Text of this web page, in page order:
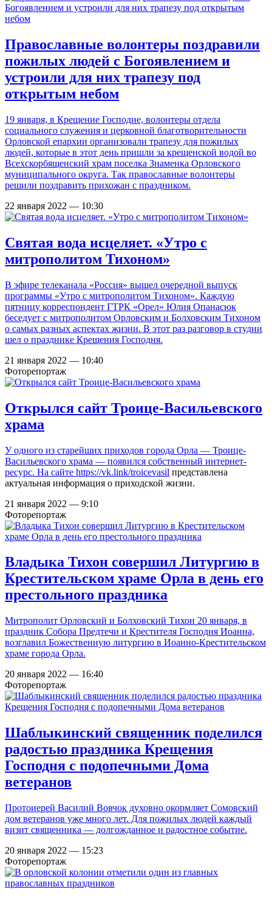
Православные волонтеры поздравили
пожилых людей с Богоявлением и
устроили для них трапезу под
открытым небом
19 января, в Крещение Господне, волонтеры отдела
социального служения и церковной благотворительности
Орловской епархии организовали трапезу для пожилых
людей, которые в этот день пришли за крещенской водой во
Всехскорбященский храм поселка Знаменка Орловского
муниципального округа. Так православные волонтеры
решили поздравить прихожан с праздником.
22 января 2022 — 10:30
Святая вода исцеляет. «Утро с
митрополитом Тихоном»
В эфире телеканала «Россия» вышел очередной выпуск
программы «Утро с митрополитом Тихоном». Каждую
пятницу корреспондент ГТРК «Орел» Юлия Опанасюк
беседует с митрополитом Орловским и Болховским Тихоном
о самых разных аспектах жизни. В этот раз разговор в студии
шел о празднике Крещения Господня.
21 января 2022 — 10:40
Фоторепортаж
Открылся сайт Троице-Васильевского
храма
У одного из старейших приходов города Орла — Троице-
Васильевского храма — появился собственный интернет-
ресурс. На сайте https://vk.link/troicevasil представлена
актуальная информация о приходской жизни.
21 января 2022 — 9:10
Фоторепортаж
Владыка Тихон совершил Литургию в
Крестительском храме Орла в день его
престольного праздника
Митрополит Орловский и Болховский Тихон 20 января, в
праздник Собора Предтечи и Крестителя Господня Иоанна,
возглавил Божественную литургию в Иоанно-Крестительском
храме города Орла.
20 января 2022 — 16:40
Фоторепортаж
Шаблыкинский священник поделился
радостью праздника Крещения
Господня с подопечными Дома
ветеранов
Протоиерей Василий Вовчок духовно окормляет Сомовский
дом ветеранов уже много лет. Для пожилых людей каждый
визит священника — долгожданное и радостное событие.
20 января 2022 — 15:23
Фоторепортаж